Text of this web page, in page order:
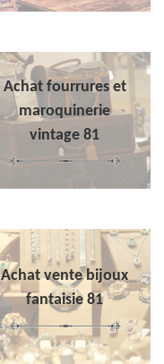
Achat fourrures et
maroquinerie
vintage 81
Achat vente bijoux
fantaisie 81